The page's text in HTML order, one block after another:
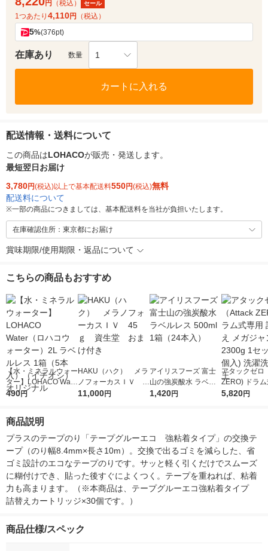
円 （税込） セール
1つあたり 4,110円 （税込）
5%(376pt)
在庫あり 数量 1
カートに入れる
配送情報・送料について
この商品はLOHACOが販売・発送します。
最短翌日お届け
3,780円(税込)以上で基本配送料550円(税込)無料
配送料について
※一部の商品につきましては、基本配送料を当社が負担いたします。
在庫確認住所：東京都にお届け
賞味期限/使用期限・返品について
こちらの商品もおすすめ
【水・ミネラルウォー
ター】LOHACO Wate
r（ロハコウォータ
シ） オリジナル
490円
HAKU（ハク） メラ
ノフォーカスＩＶ 4
5ｇ 資生堂 おまけ
11,000円
アイリスフーズ 富士
山の強炭酸水 ラベル
レス 500ml 1箱（24
1,420円
アタックゼロ
ZERO) ドラ
詰め替え メガ
5,820円
商品説明
プラスのテープのり「テープグルーエコ　強粘着タイプ」の交換テ
ープ（のり幅8.4mm×長さ10m）。交換で出るゴミを減らした、省
ゴミ設計のエコなテープのりです。サッと軽く引くだけでスムーズ
に糊付けでき、貼った後すぐによくつく。テープを重ねれば、粘着
力も高まります。（※本商品は、テープグルーエコ強粘着タイプ
詰替えカートリッジ×30個です。）
商品仕様/スペック